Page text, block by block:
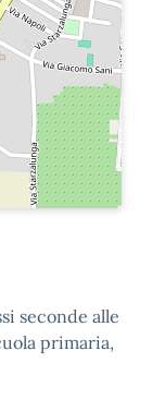
seconde alle
primaria,